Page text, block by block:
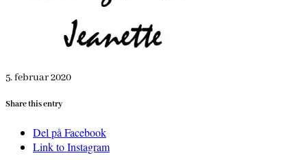
5. februar 2020
Share this entry
Del på Facebook
Link to Instagram